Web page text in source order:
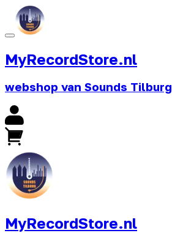
MyRecordStore.nl
webshop van Sounds Tilburg
MyRecordStore.nl